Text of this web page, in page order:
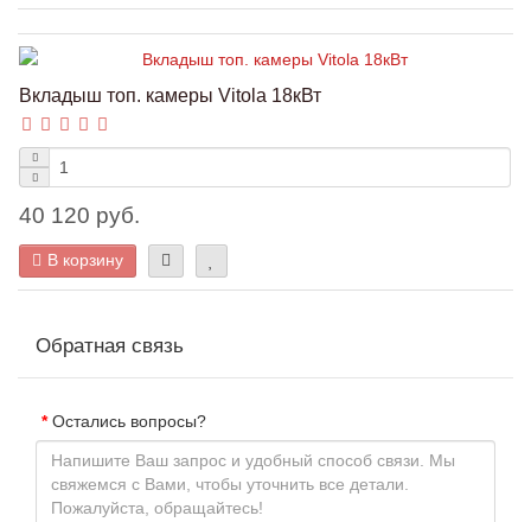
Вкладыш топ. камеры Vitola 18кВт
40 120 руб.
В корзину
Обратная связь
Остались вопросы?